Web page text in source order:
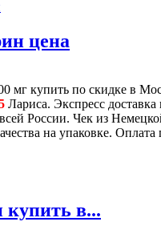
цена
мг купить по скидке в
Лариса. Экспресс
России. Чек из
на упаковке. Оплата
купить в...